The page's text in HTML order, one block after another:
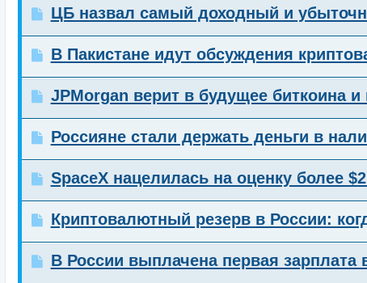
ЦБ назвал самый доходный и
В Пакистане идут обсуждения
JPMorgan верит в будущее биткоина и
Россияне стали держать деньги в
SpaceX нацелилась на оценку более
Криптовалютный резерв в России:
В России выплачена первая